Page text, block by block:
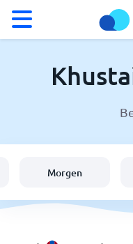
°C
Wetter in Khustain
Schweiz
Morgen